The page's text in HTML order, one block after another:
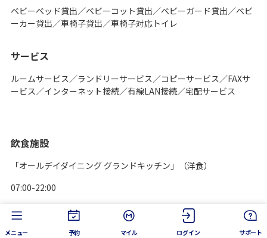
ベビーベッド貸出／ベビーコット貸出／ベビーガード貸出／ベビ
ーカー貸出／車椅子貸出／車椅子対応トイレ
サービス
ルームサービス／ランドリーサービス／コピーサービス／FAXサ
ービス／インターネット接続／有線LAN接続／宅配サービス
飲食施設
「オールデイダイニング グランドキッチン」（洋食）
07:00-22:00
「フランス料理 エステール」（フランス）
11:30-14:00 17:30-22:00
メニュー 予約 マイル ログイン サポート